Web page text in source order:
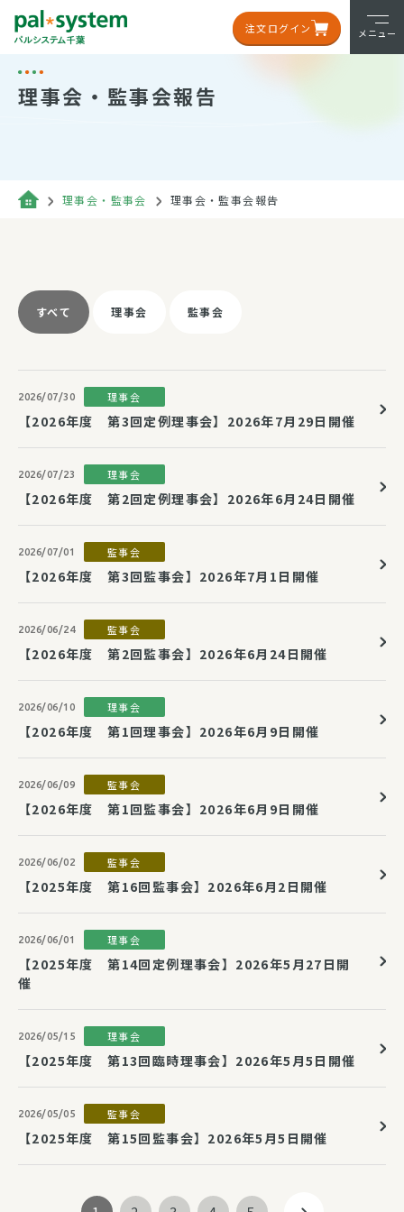
注文ログイン メニュー
理事会・監事会報告
理事会・監事会 理事会・監事会報告
すべて 理事会 監事会
2026/07/30 理事会
【2026年度 第3回定例理事会】2026年7月29日開催
2026/07/23 理事会
【2026年度 第2回定例理事会】2026年6月24日開催
2026/07/01 監事会
【2026年度 第3回監事会】2026年7月1日開催
2026/06/24 監事会
【2026年度 第2回監事会】2026年6月24日開催
2026/06/10 理事会
【2026年度 第1回理事会】2026年6月9日開催
2026/06/09 監事会
【2026年度 第1回監事会】2026年6月9日開催
2026/06/02 監事会
【2025年度 第16回監事会】2026年6月2日開催
2026/06/01 理事会
【2025年度 第14回定例理事会】2026年5月27日開
催
2026/05/15 理事会
【2025年度 第13回臨時理事会】2026年5月5日開催
2026/05/05 監事会
【2025年度 第15回監事会】2026年5月5日開催